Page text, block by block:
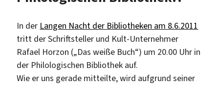
In der Langen Nacht der Bibliotheken am 8.6.2011
tritt der Schriftsteller und Kult-Unternehmer
Rafael Horzon („Das weiße Buch“) um 20.00 Uhr in
der Philologischen Bibliothek auf.
Wie er uns gerade mitteilte, wird aufgrund seiner